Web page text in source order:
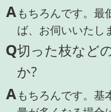
Aもちろんです。最
ば、お伺いいたし
Q切った枝など
か?
Aもちろんです。基